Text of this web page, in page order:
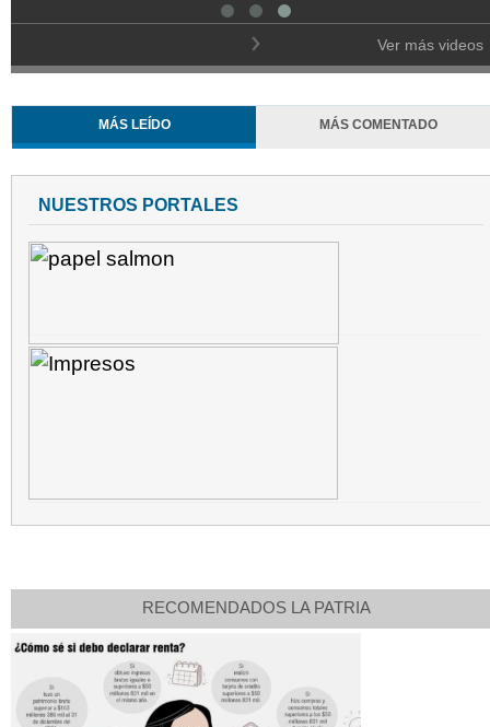
Ver más videos
MÁS LEÍDO MÁS COMENTADO
NUESTROS PORTALES
RECOMENDADOS LA PATRIA